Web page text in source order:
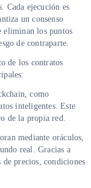
Cada ejecución es
un consenso
eliminan los puntos
de contraparte.
de los contratos
como
inteligentes. Este
de la propia red.
mediante oráculos,
real. Gracias a
precios, condiciones